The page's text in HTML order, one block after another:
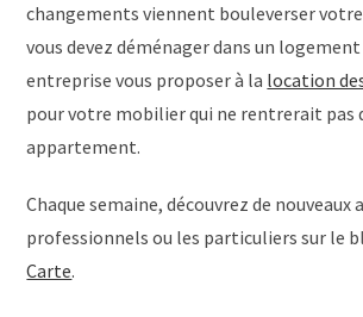
changements viennent bouleverser votre
vous devez déménager dans un
entreprise vous proposer à la location
pour votre mobilier qui ne rentrerait pas
appartement.
Chaque semaine, découvrez de
professionnels ou les particuliers sur le
Carte.